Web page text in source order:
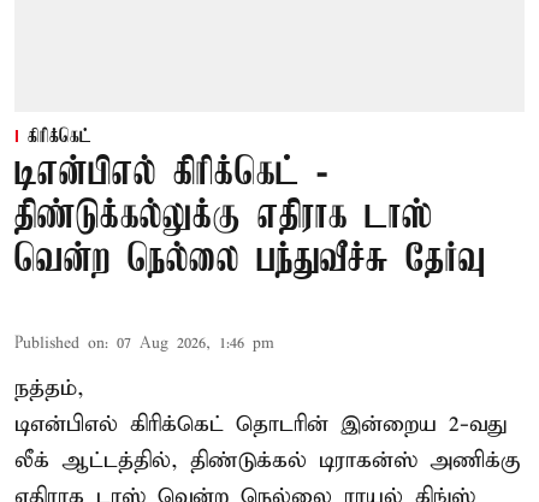
கிரிக்கெட்
டிஎன்பிஎல் கிரிக்கெட் -
திண்டுக்கல்லுக்கு எதிராக டாஸ்
வென்ற நெல்லை பந்துவீச்சு தேர்வு
Published on: 07 Aug 2026, 1:46 pm
நத்தம்,
டிஎன்பிஎல் கிரிக்கெட் தொடரின் இன்றைய 2-வது
லீக் ஆட்டத்தில், திண்டுக்கல் டிராகன்ஸ் அணிக்கு